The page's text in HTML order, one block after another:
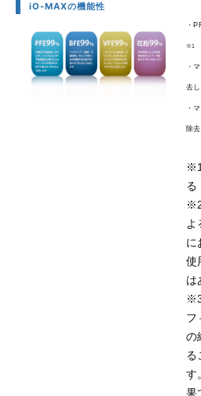
iO-MAXの機能性
・
※1
・
去
・
除
る
よ
に
使
は
フ
の
る
す
果